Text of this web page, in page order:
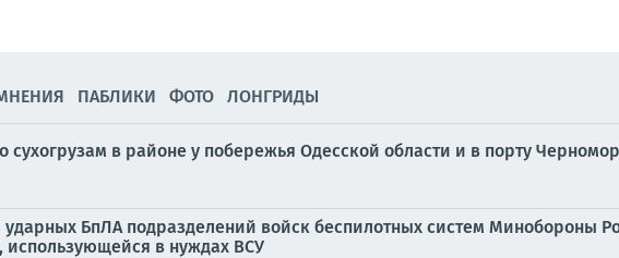
ПАБЛИКИ ФОТО ЛОНГРИДЫ
в районе у побережья Одесской области и в порту
БпЛА подразделений войск беспилотных систем Минобороны
в нуждах ВСУ